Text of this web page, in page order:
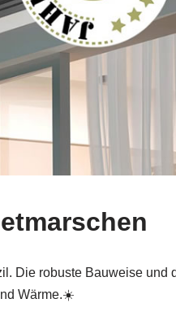
Die robuste Bauweise und
Wärme.☀️